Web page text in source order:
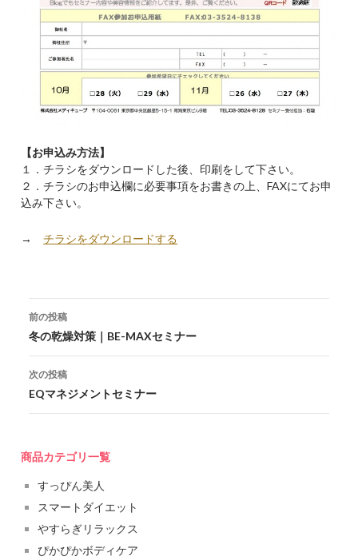
【お申込み方法】
１．チラシをダウンロードした後、印刷をして下さい。
２．チラシのお申込欄に必要事項をお書きの上、FAXにてお申
込み下さい。
→チラシをダウンロードする
投稿ナビゲーション
前の投稿
冬の乾燥対策｜BE-MAXセミナー
次の投稿
EQマネジメントセミナー
商品カテゴリ一覧
すっぴん美人
スマートダイエット
やすらぎリラックス
ぴかぴかボディケア